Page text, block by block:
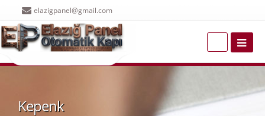
elazigpanel@gmail.com
Kepenk